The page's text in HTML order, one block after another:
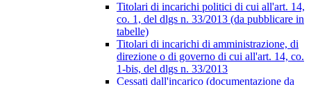
Titolari di incarichi politici di cui all'art. 14,
co. 1, del dlgs n. 33/2013 (da pubblicare in
tabelle)
Titolari di incarichi di amministrazione, di
direzione o di governo di cui all'art. 14, co.
1-bis, del dlgs n. 33/2013
Cessati dall'incarico (documentazione da